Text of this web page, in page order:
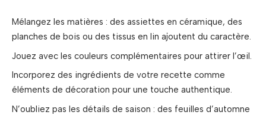
Mélangez les matières : des assiettes en céramique, des
planches de bois ou des tissus en lin ajoutent du caractère.
Jouez avec les couleurs complémentaires pour attirer l’œil.
Incorporez des ingrédients de votre recette comme
éléments de décoration pour une touche authentique.
N’oubliez pas les détails de saison : des feuilles d’automne